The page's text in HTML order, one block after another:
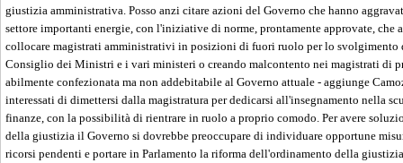
giustizia amministrativa. Posso anzi citare azioni del Governo che hanno
settore importanti energie, con l'iniziative di norme, prontamente approvate,
collocare magistrati amministrativi in posizioni di fuori ruolo per lo svolgimento
Consiglio dei Ministri e i vari ministeri o creando malcontento nei magistrati di
abilmente confezionata ma non addebitabile al Governo attuale - aggiunge
interessati di dimettersi dalla magistratura per dedicarsi all'insegnamento nella
finanze, con la possibilità di rientrare in ruolo a proprio comodo. Per avere
della giustizia il Governo si dovrebbe preoccupare di individuare opportune
ricorsi pendenti e portare in Parlamento la riforma dell'ordinamento della